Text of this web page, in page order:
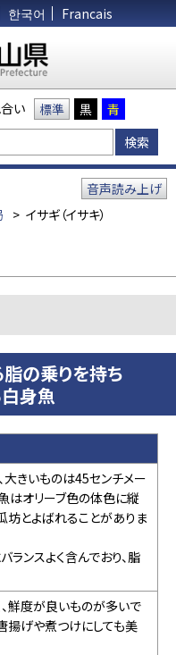
한국어 Francais
い 標準 黒 青
> イサギ（イサキ）
音声読み上げ
の乗りを持ち
身魚
きいものは45センチメー
はオリーブ色の体色に縦
とよばれることがありま
ンスよく含んでおり、脂
鮮度が良いものが多いで
揚げや煮つけにしても美